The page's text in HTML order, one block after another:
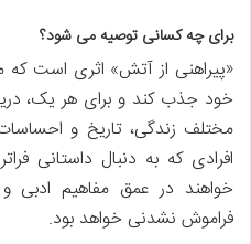
برای چه کسانی توصیه می شود؟
«پیراهنی از آتش» اثری است که
خود جذب کند و برای هر یک،
مختلف زندگی، تاریخ و
افرادی که به دنبال داستانی
خواهند در عمق مفاهیم ادبی
فراموش نشدنی خواهد بود.